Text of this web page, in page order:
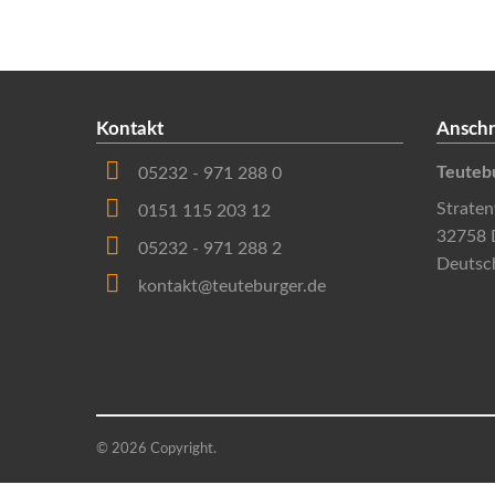
Kontakt
05232 - 971 288 0
0151 115 203 12
05232 - 971 288 2
kontakt@teuteburger.de
32758
© 2026 Copyright.